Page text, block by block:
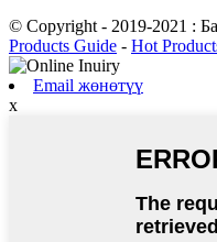
© Copyright - 2019-2021 :
Products Guide - Hot
Email жөнөтүү
x